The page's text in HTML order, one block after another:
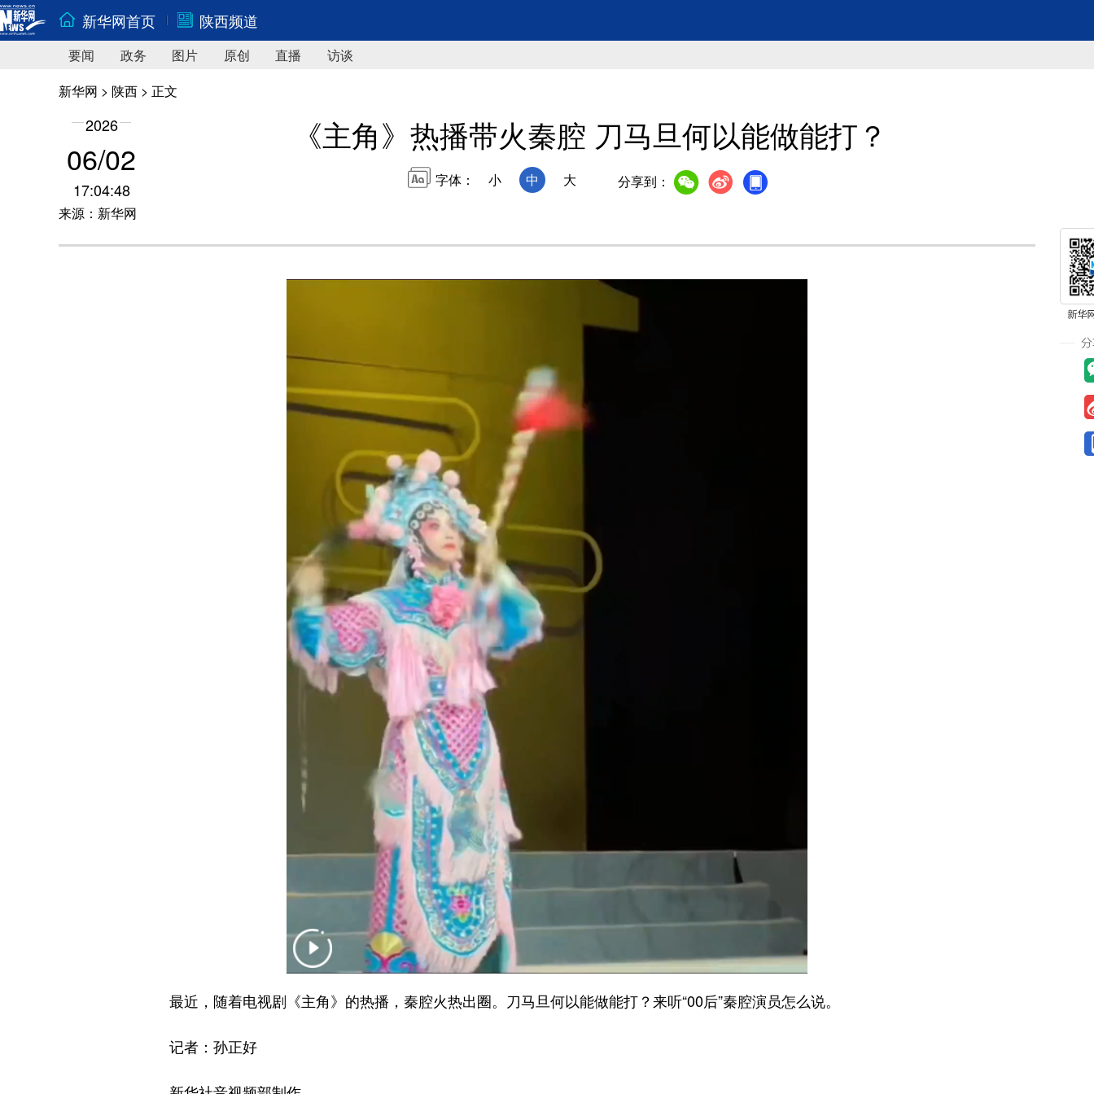
新华网首页 陕西频道
要闻 政务 图片 原创 直播
访谈
新华网 > 陕西 > 正文
2026
06/02
17:04:48
来源：新华网
《主角》热播带火秦腔 刀马旦何以能做能打？
字体： 小 中 大 分享到：
最近，随着电视剧《主角》的热播，秦腔火热出圈。刀马旦何以能做能打？来听“00后”秦腔演员怎么说。
记者：孙正好